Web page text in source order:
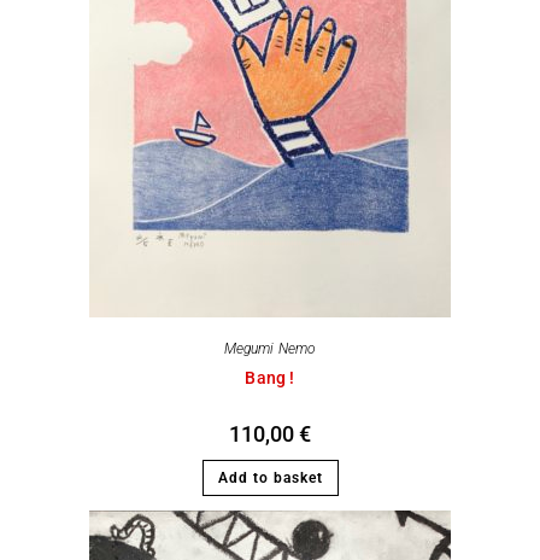
Megumi Nemo
Bang !
110,00€
Add to basket